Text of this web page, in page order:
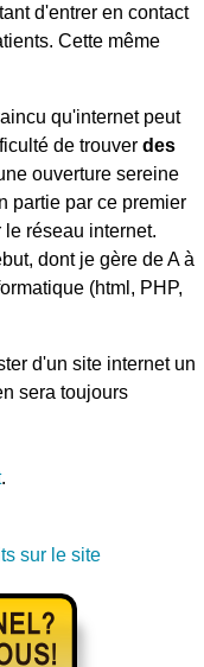
d'entrer en contact
Cette même
qu'internet peut
de trouverdes
ouverture sereine
partie par ce premier
le réseau internet.
dont je gère de A à
(html, PHP,
d'un site internet un
sera toujours
.
sur le site